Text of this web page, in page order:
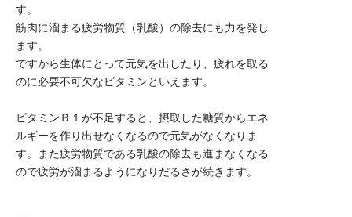
す。
筋肉に溜まる疲労物質（乳酸）の除去にも力を発し
ます。
ですから生体にとって元気を出したり、疲れを取る
のに必要不可欠なビタミンといえます。
ビタミンＢ１が不足すると、摂取した糖質からエネ
ルギーを作り出せなくなるので元気がなくなりま
す。また疲労物質である乳酸の除去も進まなくなる
ので疲労が溜まるようになりだるさが続きます。